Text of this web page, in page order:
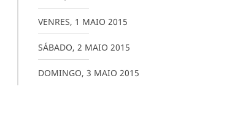
VENRES, 1 MAIO 2015
SÁBADO, 2 MAIO 2015
DOMINGO, 3 MAIO 2015